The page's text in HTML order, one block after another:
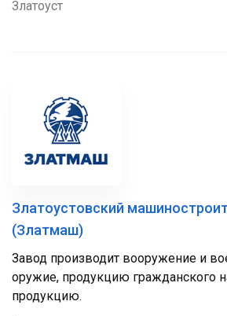
Златоуст
Златоустовский
(Златмаш)
Завод производит вооружение и
оружие, продукцию гражданского
продукцию.